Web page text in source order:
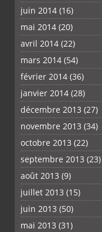
juin 2014 (16)
mai 2014 (20)
avril 2014 (22)
mars 2014 (54)
février 2014 (36)
janvier 2014 (28)
décembre 2013 (27)
novembre 2013 (34)
octobre 2013 (22)
septembre 2013 (23)
août 2013 (9)
juillet 2013 (15)
juin 2013 (50)
mai 2013 (31)